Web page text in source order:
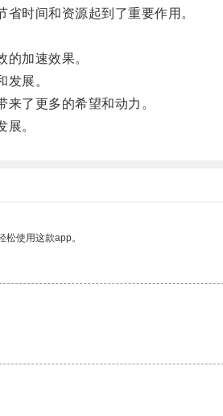
时间和资源起到了重要作用。
加速效果。
展。
了更多的希望和动力。
。
使用这款app。